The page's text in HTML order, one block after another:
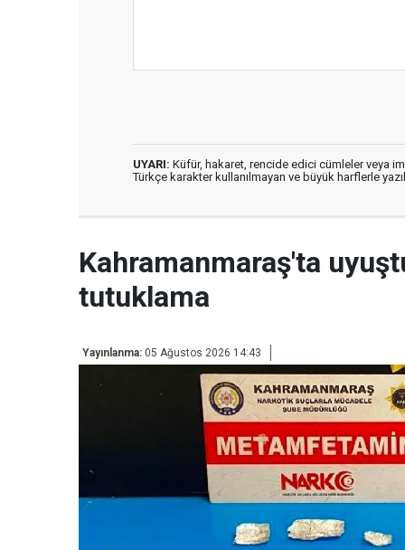
UYARI: Küfür, hakaret, rencide edici cümleler veya
Türkçe karakter kullanılmayan ve büyük harflerle
Kahramanmaraş'ta
tutuklama
Yayınlanma: 05 Ağustos 2026 14:43